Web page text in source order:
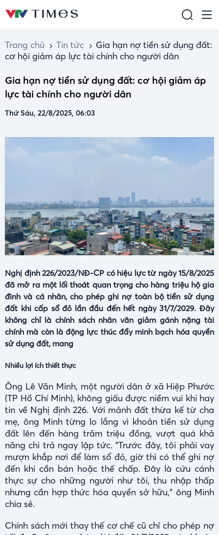
Trang chủ Tin tức
Gia hạn nợ tiền sử dụng đất:
cơ hội giảm áp lực tài chính cho người dân
Gia hạn nợ tiền sử dụng đất: cơ hội giảm áp
lực tài chính cho người dân
Thứ Sáu, 22/8/2025, 06:03
Nghị định 226/2023/NĐ-CP có hiệu lực từ ngày 15/8/2025
đã mở ra một lối thoát quan trọng cho hàng triệu hộ gia
đình và cá nhân, cho phép ghi nợ toàn bộ tiền sử dụng
đất khi cấp sổ đỏ lần đầu đến hết ngày 31/7/2029. Đây
không chỉ là chính sách nhân văn giảm gánh nặng tài
chính mà còn là động lực thúc đẩy minh bạch hóa quyền
sử dụng đất, mang
Nhiều lợi ích thiết thực
Ông Lê Văn Minh, một người dân ở xã Hiệp Phước
(TP Hồ Chí Minh), không giấu được niềm vui khi hay
tin về Nghị định 226. Với mảnh đất thừa kế từ cha
mẹ, ông Minh từng lo lắng vì khoản tiền sử dụng
đất lên đến hàng trăm triệu đồng, vượt quá khả
năng chi trả ngay lập tức. "Trước đây, tôi phải vay
mượn khắp nơi để làm sổ đỏ, giờ thì có thể ghi nợ
đến khi cần bán hoặc thế chấp. Đây là cứu cánh
thực sự cho những người như tôi, thu nhập thấp
nhưng cần hợp thức hóa quyền sở hữu," ông Minh
chia sẻ.
Chính sách mới thay thế cơ chế cũ chỉ cho phép nợ